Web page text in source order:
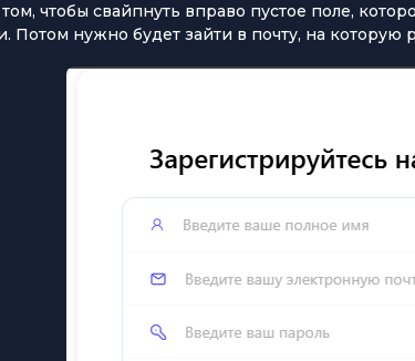
чтобы свайпнуть вправо пустое поле,
нужно будет зайти в почту, на которую